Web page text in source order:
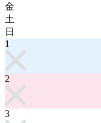
金
土
日
1
2
3